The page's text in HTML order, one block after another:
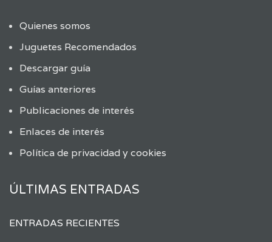
Quienes somos
Juguetes Recomendados
Descargar guía
Guías anteriores
Publicaciones de interés
Enlaces de interés
Política de privacidad y cookies
ÚLTIMAS ENTRADAS
ENTRADAS RECIENTES